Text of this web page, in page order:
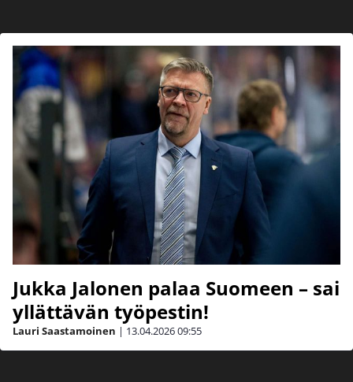
Jukka Jalonen palaa Suomeen – sai
yllättävän työpestin!
Lauri Saastamoinen | 13.04.202609:55